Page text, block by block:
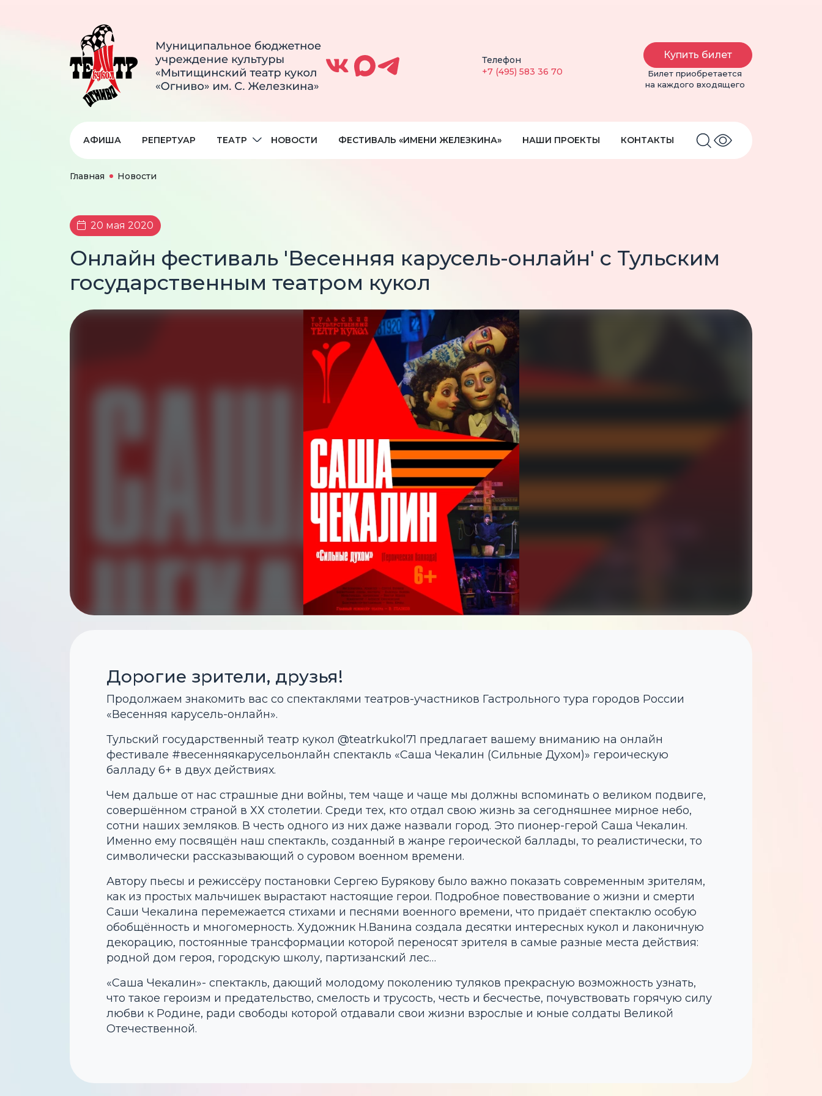
Телефон
+7 (495) 583 36 70
Билет приобретается
на каждого входящего
Купить билет
АФИША РЕПЕРТУАР ТЕАТР НОВОСТИ ФЕСТИВАЛЬ «ИМЕНИ ЖЕЛЕЗКИНА» НАШИ ПРОЕКТЫ КОНТАКТЫ
Главная Новости
20 мая 2020
Онлайн фестиваль 'Весенняя карусель-онлайн' с Тульским
государственным театром кукол
Дорогие зрители, друзья!
Продолжаем знакомить вас со спектаклями театров-участников Гастрольного тура городов России
«Весенняя карусель-онлайн».
Тульский государственный театр кукол @teatrkukol71 предлагает вашему вниманию на онлайн
фестивале #весенняякарусельонлайн спектакль «Саша Чекалин (Сильные Духом)» героическую
балладу 6+ в двух действиях.
Чем дальше от нас страшные дни войны, тем чаще и чаще мы должны вспоминать о великом подвиге,
совершённом страной в ХХ столетии. Среди тех, кто отдал свою жизнь за сегодняшнее мирное небо,
сотни наших земляков. В честь одного из них даже назвали город. Это пионер-герой Саша Чекалин.
Именно ему посвящён наш спектакль, созданный в жанре героической баллады, то реалистически, то
символически рассказывающий о суровом военном времени.
Автору пьесы и режиссёру постановки Сергею Бурякову было важно показать современным зрителям,
как из простых мальчишек вырастают настоящие герои. Подробное повествование о жизни и смерти
Саши Чекалина перемежается стихами и песнями военного времени, что придаёт спектаклю особую
обобщённость и многомерность. Художник Н.Ванина создала десятки интересных кукол и лаконичную
декорацию, постоянные трансформации которой переносят зрителя в самые разные места действия:
родной дом героя, городскую школу, партизанский лес…
«Саша Чекалин»- спектакль, дающий молодому поколению туляков прекрасную возможность узнать,
что такое героизм и предательство, смелость и трусость, честь и бесчестье, почувствовать горячую силу
любви к Родине, ради свободы которой отдавали свои жизни взрослые и юные солдаты Великой
Отечественной.